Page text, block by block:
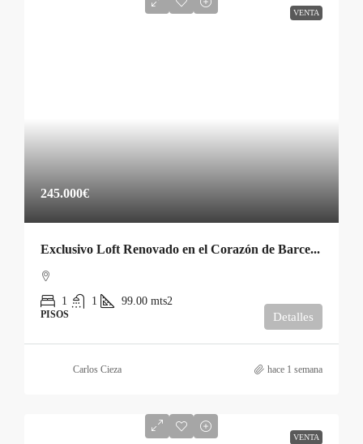
VENTA
245.000€
Exclusivo Loft Renovado en el Corazón de Barcelona por €243,000
1 1 99.00 mts2
PISOS Detalles
Carlos Cieza hace 1 semana
VENTA